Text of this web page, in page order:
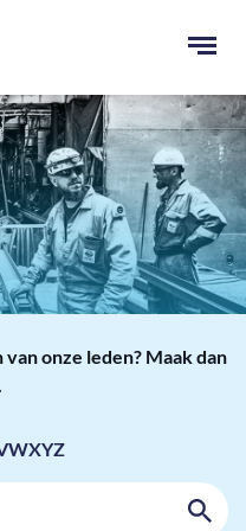
menu
onze leden? Maak dan
WXYZ